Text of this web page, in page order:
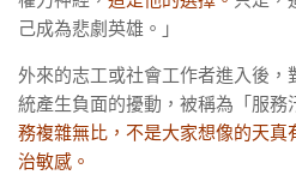
己成為悲劇英雄。」
外來的志工或社會工作者進入後，
統產生負面的擾動，被稱為「服務
務複雜無比，不是大家想像的天真
治敏感。